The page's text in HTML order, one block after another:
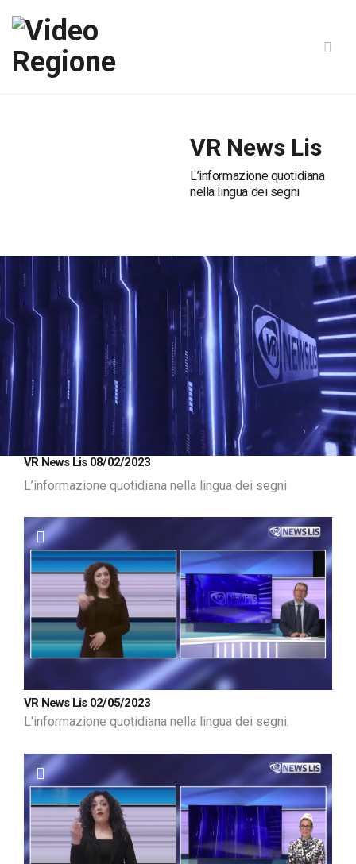
VR News Lis
L’informazione quotidiana
nella lingua dei segni
Unmute
10.44%
VR News Lis 08/02/2023
L’informazione quotidiana nella lingua dei segni
VR News Lis 02/05/2023
L'informazione quotidiana nella lingua dei segni.